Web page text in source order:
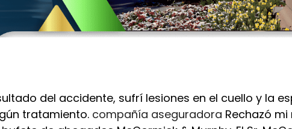
del accidente, sufrí lesiones en el cuello y la
tratamiento. compañía aseguradora Rechazó